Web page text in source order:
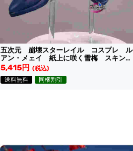
五次元 崩壊スターレイル コスプレ ル
アン・メェイ 紙上に咲く雪梅 スキン専
用靴
5,415円 (税込)
送料無料
同梱割引